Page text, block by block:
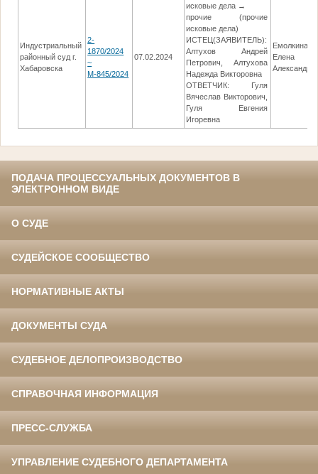
Индустриальный
районный суд г.
Хабаровска
2-
1870/2024
~
М-845/2024
07.02.2024
исковые дела →
прочие (прочие
исковые дела)
ИСТЕЦ(ЗАЯВИТЕЛЬ):
Алтухов Андрей
Петрович, Алтухова
Надежда Викторовна
ОТВЕТЧИК: Гуля
Вячеслав Викторович,
Гуля Евгения
Игоревна
Емолкина
Елена
ПОДАЧА ПРОЦЕССУАЛЬНЫХ ДОКУМЕНТОВ В
ЭЛЕКТРОННОМ ВИДЕ
О СУДЕ
СУДЕЙСКОЕ СООБЩЕСТВО
НОРМАТИВНЫЕ АКТЫ
ДОКУМЕНТЫ СУДА
СУДЕБНОЕ ДЕЛОПРОИЗВОДСТВО
СПРАВОЧНАЯ ИНФОРМАЦИЯ
ПРЕСС-СЛУЖБА
УПРАВЛЕНИЕ СУДЕБНОГО ДЕПАРТАМЕНТА